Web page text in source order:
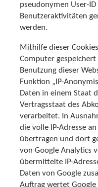
pseudonymen User-
Benutzeraktivitäten
werden.
Mithilfe dieser
Computer
Benutzung dieser
Funktion „IP-
Daten in einem Staat
Vertragsstaat des
verarbeitet. In
die volle IP-Adresse
übertragen und dort
von Google Analytics
übermittelte IP-
Daten von Google
Auftrag wertet